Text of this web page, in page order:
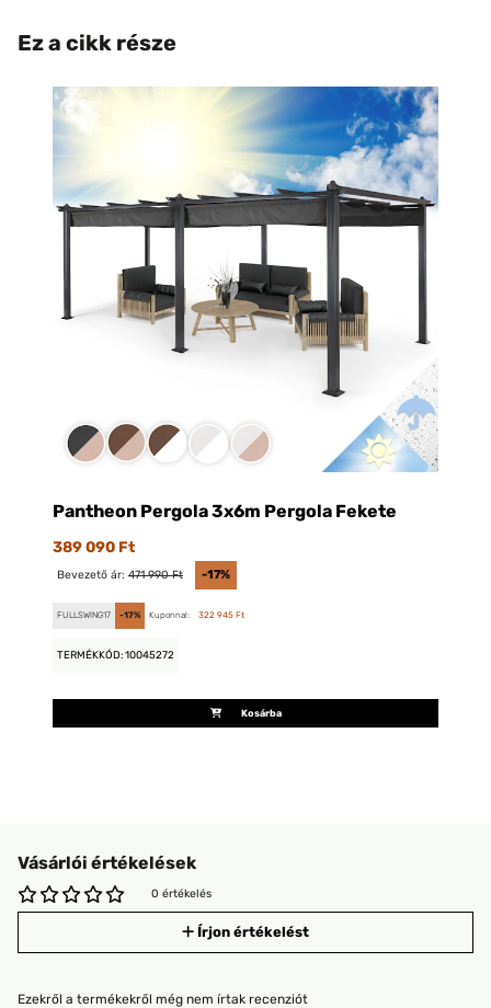
Ez a cikk része
Pantheon Pergola 3x6m Pergola Fekete
389 090 Ft
Bevezető ár: 471 990 Ft -17%
FULLSWING17 -17% Kuponnal: 322 945 Ft
TERMÉKKÓD: 10045272
Kosárba
Vásárlói értékelések
0 értékelés
Írjon értékelést
Ezekről a termékekről még nem írtak recenziót